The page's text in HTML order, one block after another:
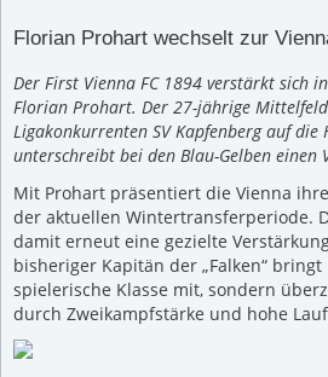
Florian Prohart wechselt zur
Der First Vienna FC 1894 verstärkt sich
Florian Prohart. Der 27-jährige
Ligakonkurrenten SV Kapfenberg auf die
unterschreibt bei den Blau-Gelben einen
Mit Prohart präsentiert die Vienna
der aktuellen Wintertransferperiode.
damit erneut eine gezielte
bisheriger Kapitän der „Falken“
spielerische Klasse mit, sondern
durch Zweikampfstärke und hohe